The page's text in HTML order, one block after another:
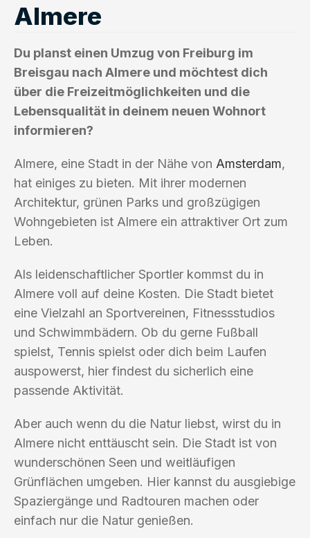
Almere
Du planst einen Umzug von Freiburg im
Breisgau nach Almere und möchtest dich
über die Freizeitmöglichkeiten und die
Lebensqualität in deinem neuen Wohnort
informieren?
Almere, eine Stadt in der Nähe von Amsterdam,
hat einiges zu bieten. Mit ihrer modernen
Architektur, grünen Parks und großzügigen
Wohngebieten ist Almere ein attraktiver Ort zum
Leben.
Als leidenschaftlicher Sportler kommst du in
Almere voll auf deine Kosten. Die Stadt bietet
eine Vielzahl an Sportvereinen, Fitnessstudios
und Schwimmbädern. Ob du gerne Fußball
spielst, Tennis spielst oder dich beim Laufen
auspowerst, hier findest du sicherlich eine
passende Aktivität.
Aber auch wenn du die Natur liebst, wirst du in
Almere nicht enttäuscht sein. Die Stadt ist von
wunderschönen Seen und weitläufigen
Grünflächen umgeben. Hier kannst du ausgiebige
Spaziergänge und Radtouren machen oder
einfach nur die Natur genießen.